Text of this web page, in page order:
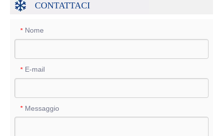
CONTATTACI
* Nome
* E-mail
* Messaggio